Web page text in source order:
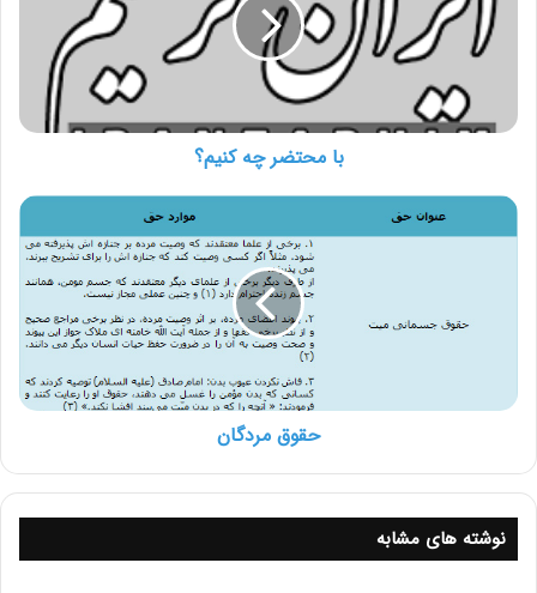
با محتضر چه کنیم؟
حقوق
مردگان
حقوق مردگان
نوشته های مشابه